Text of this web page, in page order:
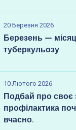
20 Березня 2026
Березень —
туберкульозу
10 Лютого 2026
Подбай про своє
профілактика
вчасно.